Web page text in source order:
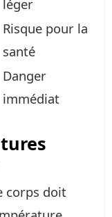
léger
Risque pour la
santé
Danger
immédiat
corps doit